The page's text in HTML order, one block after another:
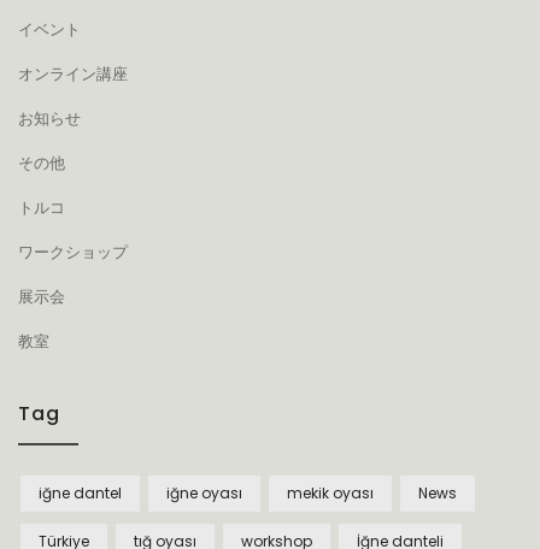
イベント
オンライン講座
お知らせ
その他
トルコ
ワークショップ
展示会
教室
Tag
iğne dantel iğne oyası mekik oyası News
Türkiye tığ oyası workshop İğne danteli